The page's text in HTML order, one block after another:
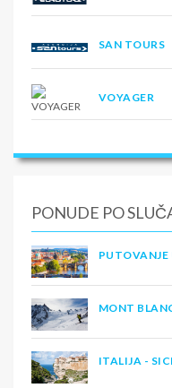
SAN TOURS
VOYAGER
PONUDE PO
PUTOVANJE
MONT
ITALIJA -